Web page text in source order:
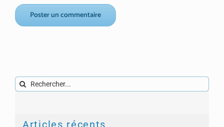
Rechercher:
Articles récents